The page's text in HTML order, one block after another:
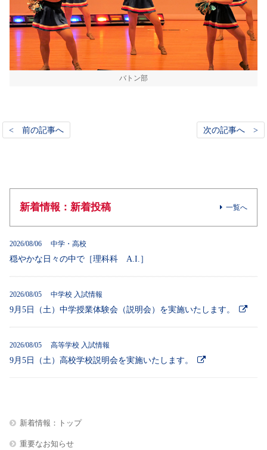
バトン部
< 前の記事へ 次の記事へ >
新着情報：新着投稿 一覧へ
2026/08/06 中学・高校
穏やかな日々の中で［理科科 A.I.］
2026/08/05 中学校 入試情報
9月5日（土）中学授業体験会（説明会）を実施いたします。
2026/08/05 高等学校 入試情報
9月5日（土）高校学校説明会を実施いたします。
新着情報：トップ
重要なお知らせ